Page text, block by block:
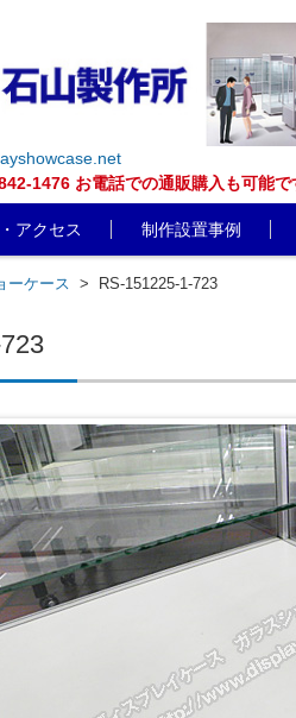
1476 お電話での通販購入も可能で
アクセス 制作設置事例
ーケース > RS-151225-1-723